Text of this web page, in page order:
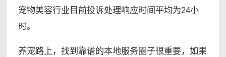
宠物美容行业目前投诉处理响应时间平均为24小
时。
养宠路上，找到靠谱的本地服务圈子很重要，如果